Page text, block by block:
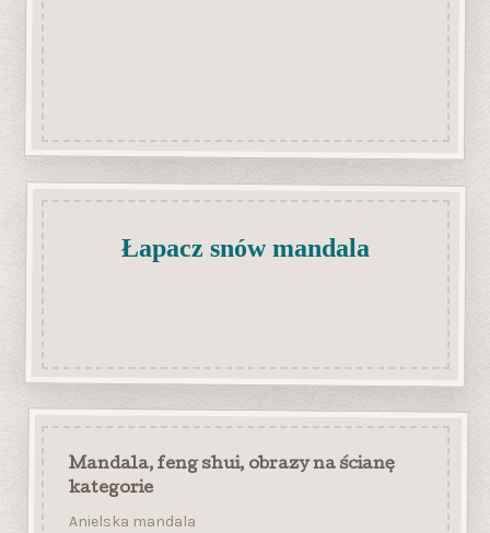
Łapacz snów mandala
Mandala, feng shui, obrazy na ścianę
kategorie
Anielska mandala